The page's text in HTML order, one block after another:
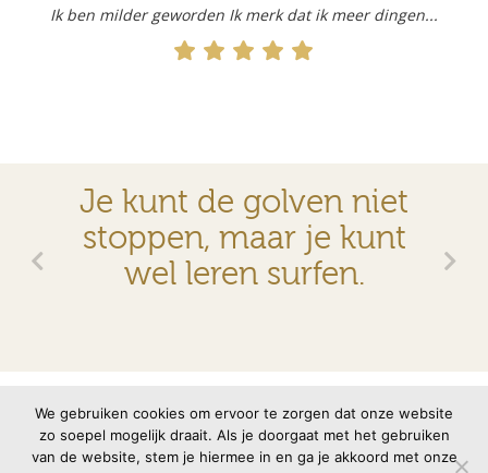
Ik ben milder geworden Ik merk dat ik meer dingen...
Je kunt de golven niet
stoppen, maar je kunt
wel leren surfen.
© 2026 VMBN Contact Disclaimer Privacyverklaring
We gebruiken cookies om ervoor te zorgen dat onze website
zo soepel mogelijk draait. Als je doorgaat met het gebruiken
van de website, stem je hiermee in en ga je akkoord met onze